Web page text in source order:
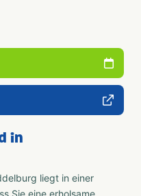
in
liegt in einer